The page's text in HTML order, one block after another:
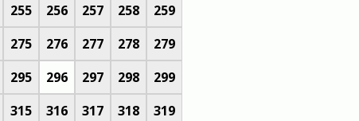
255 256 257 258
259
275 276 277 278
279
295 296 297 298
299
315 316 317 318 319